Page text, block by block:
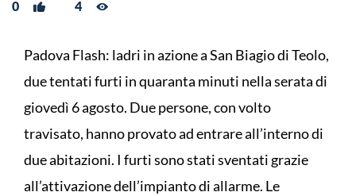
0 4
Padova Flash: ladri in azione a San Biagio di Teolo,
due tentati furti in quaranta minuti nella serata di
giovedì 6 agosto. Due persone, con volto
travisato, hanno provato ad entrare all’interno di
due abitazioni. I furti sono stati sventati grazie
all’attivazione dell’impianto di allarme. Le